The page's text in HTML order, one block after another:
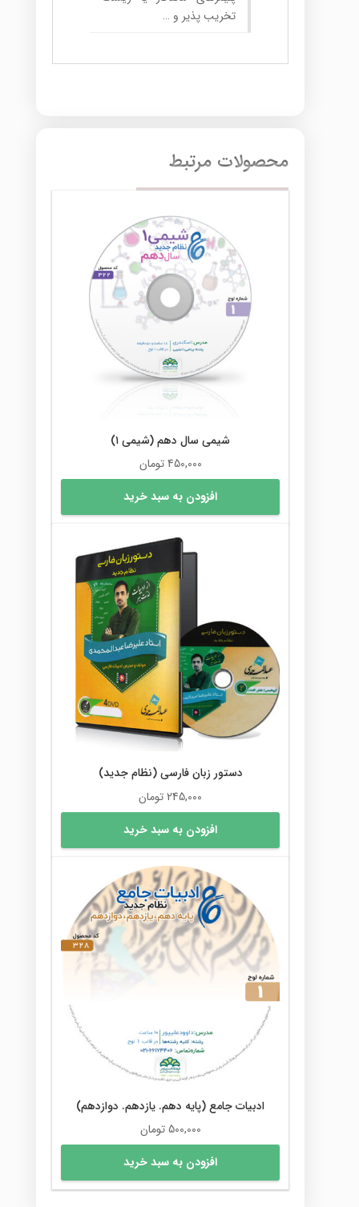
تخریب پذیر و …
محصولات مرتبط
شیمی سال دهم (شیمی ۱)
450,000 تومان
افزودن به سبد خرید
دستور زبان فارسی (نظام جدید)
245,000تومان
افزودن به سبد خرید
ادبیات جامع (پایه دهم. یازدهم. دوازدهم)
500,000 تومان
افزودن به سبد خرید